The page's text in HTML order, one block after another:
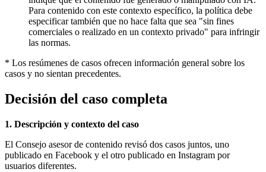
Para contenido con este contexto específico, la política debe
especificar también que no hace falta que sea "sin fines
comerciales o realizado en un contexto privado" para infringir
las normas.
* Los resúmenes de casos ofrecen información general sobre los
casos y no sientan precedentes.
Decisión del caso completa
1. Descripción y contexto del caso
El Consejo asesor de contenido revisó dos casos juntos, uno
publicado en Facebook y el otro publicado en Instagram por
usuarios diferentes.